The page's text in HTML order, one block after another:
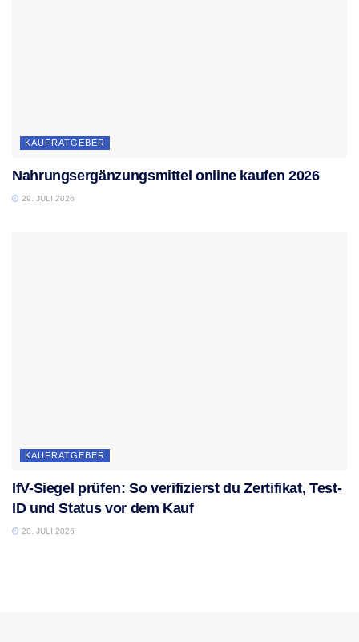
KAUFRATGEBER
Nahrungsergänzungsmittel online kaufen 2026
29. JULI 2026
KAUFRATGEBER
IfV-Siegel prüfen: So verifizierst du Zertifikat, Test-
ID und Status vor dem Kauf
28. JULI 2026